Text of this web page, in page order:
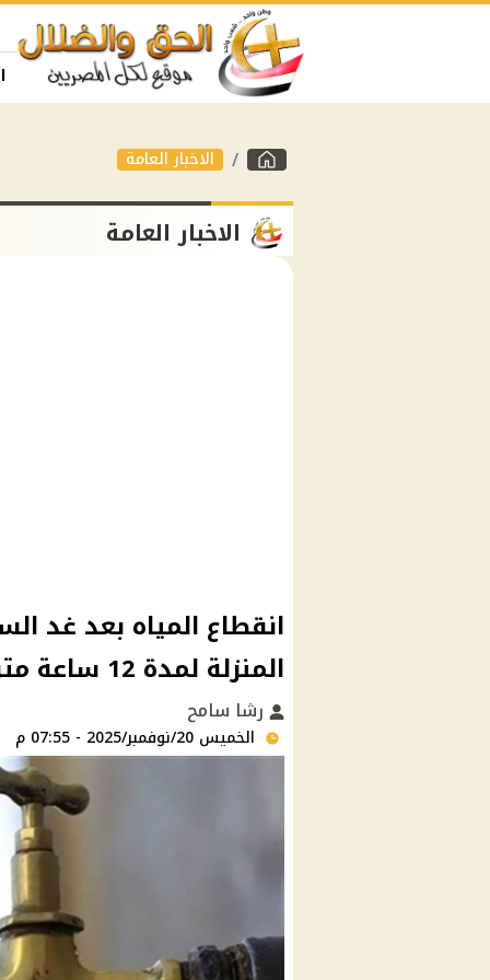
الاخبار العامة
الاخبار العامة
انقطاع المياه بعد غد
المنزلة لمدة 12 ساعة متواصله
رشا سامح
الخميس 20/نوفمبر/2025 - 07:55 م